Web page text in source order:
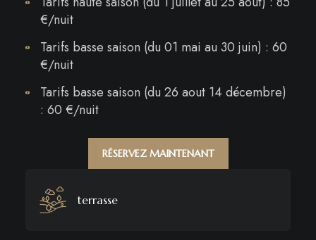
€/nuit
Tarifs basse saison (du 01 mai au 30 juin) : 60
€/nuit
Tarifs basse saison (du 26 aout 14 décembre)
: 60 €/nuit
RÉSERVEZ MAINTENANT
terrasse